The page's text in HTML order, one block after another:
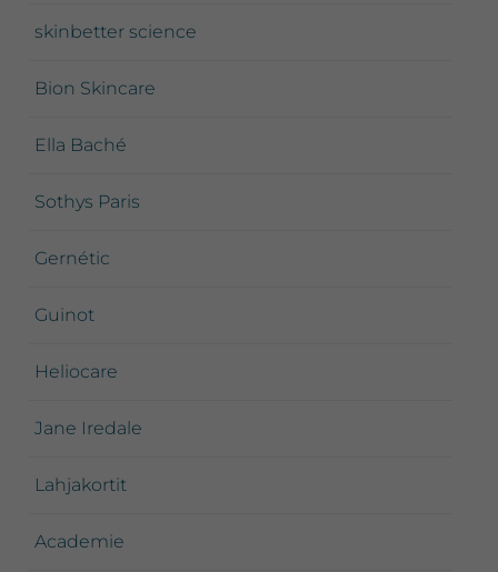
skinbetter science
Bion Skincare
Ella Baché
Sothys Paris
Gernétic
Guinot
Heliocare
Jane Iredale
Lahjakortit
Academie